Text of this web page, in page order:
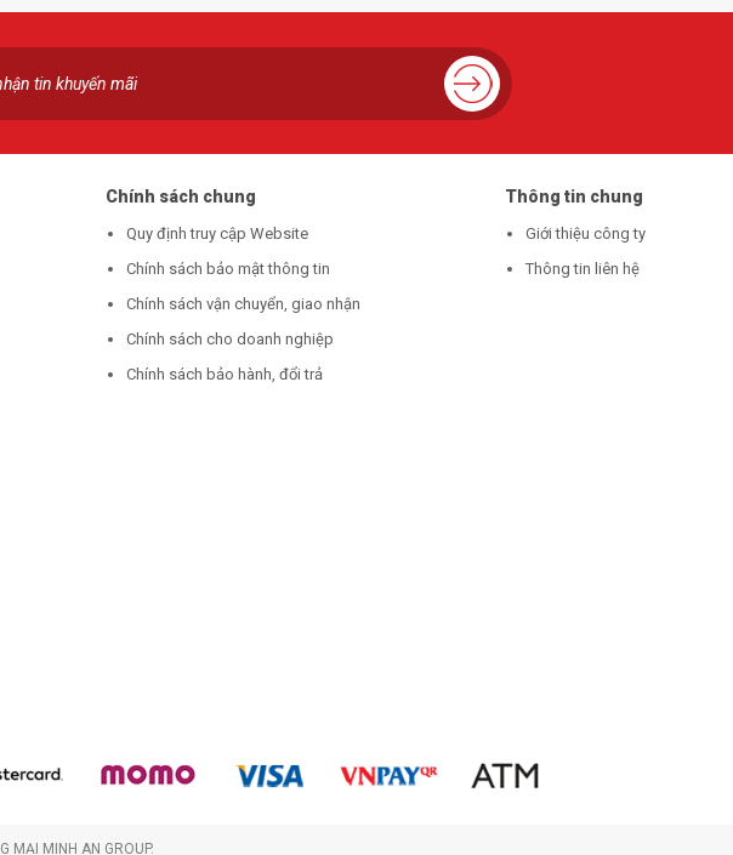
Chính sách chung
Quy định truy cập Website
Chính sách bảo mật thông tin
Chính sách vận chuyển, giao nhận
Chính sách cho doanh nghiệp
Chính sách bảo hành, đổi trả
Thông tin chung
Giới thiệu công ty
Thông tin liên hệ
MẠI MINH AN GROUP.